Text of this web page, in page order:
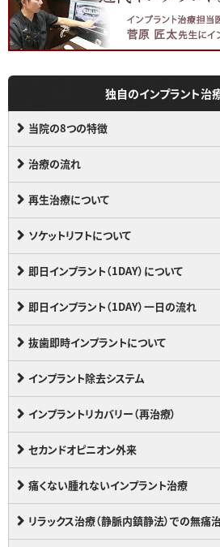
独自のインプラント治
当院の8つの特徴
治療の流れ
再生治療について
ソケットリフトについて
即日インプラント（1DAY）について
即日インプラント（1DAY）一日の流れ
抜歯即時インプラントについて
インプラント除去システム
インプラントリカバリー（再治療）
セカンドオピニオン外来
痛くない腫れないインプラント治療
リラックス治療（静脈内鎮静法）での無痛